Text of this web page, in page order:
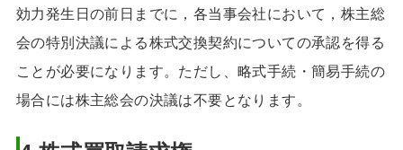
効力発生日の前日までに，各当事会社において，株主総
会の特別決議による株式交換契約についての承認を得る
ことが必要になります。ただし、略式手続・簡易手続の
場合には株主総会の決議は不要となります。